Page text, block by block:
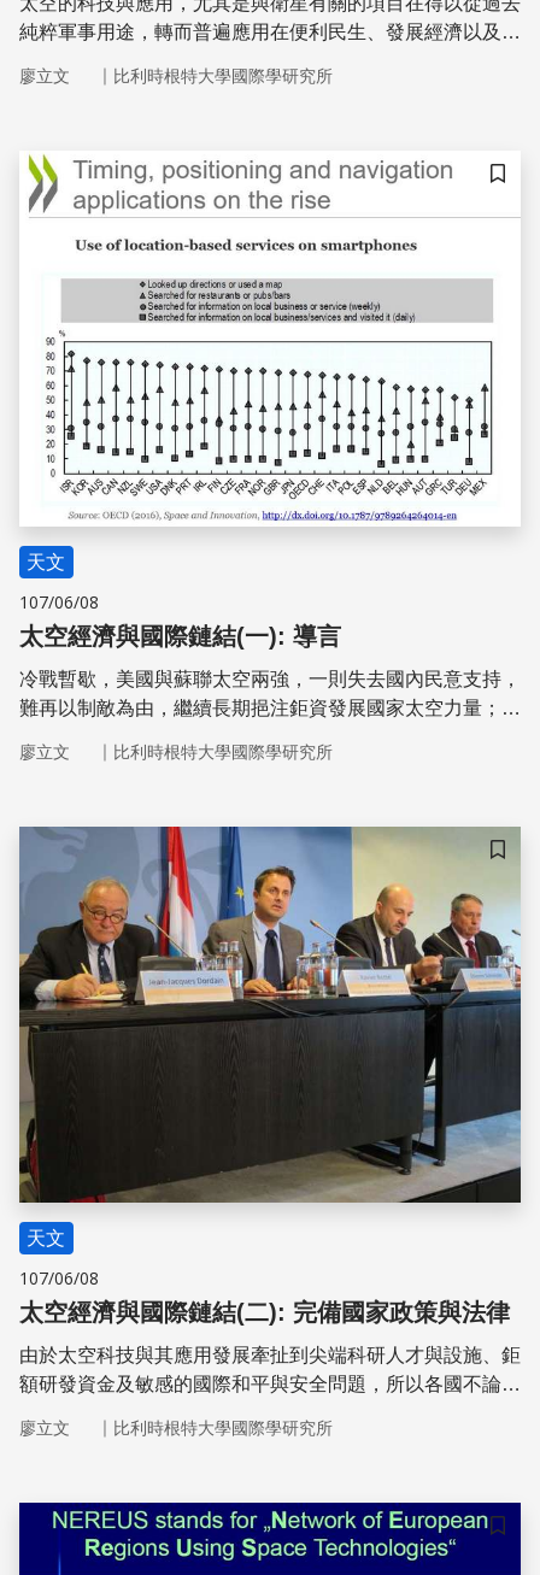
純粹軍事用途，轉而普遍應用在便利民生、發展經濟以及永
射衛星所需的太空火箭發射服務之外，中、小型太空國家一
代工和後端應用與服務的市場。同時，還是兼顧研發自主發
(投)射衛星入軌的能力。這個大國主佔發射市場、中、小型
國家兼具生產製造與消費應用，其餘國家純為太空科技與應
生態系統。為此，有意願與有能力發展太空經濟的國家，都
正積極制訂政策與選取主攻項
廖立文 ｜ 比利時根特大學國際學研究所
儲存
天文
107/06/08
太空經濟與國際鏈結(一): 導言
冷戰暫歇，美國與蘇聯太空兩強，一則失去國內民意支持，
難再以制敵為由，繼續長期挹注鉅資發展國家太空力量；另
轉向開始鬆綁一向嚴格控管太空關鍵技術轉移、尖端科技人
入太空產業生產鏈，藉此減低生產成本與風險、擴大消費
群，開闢相關產品及服務的新市場，提高商業利益。此舉帶
動許多國家投入發展太空經濟，造成了太空能力建設全球
化、太空科技應用普及化及國際合作發展太空應用民主化等
三趨勢交錯影響的新局。此新局發展迄今，開始明顯投射在
當下蓬勃發展的全球太空經濟。按照樂觀的預期，全球太空
經濟總收益到2024年時將成長到
廖立文 ｜ 比利時根特大學國際學研究所
儲存
天文
107/06/08
太空經濟與國際鏈結(二): 完備國家政策與法律
由於太空科技與其應用發展牽扯到尖端科研人才與設施、鉅
額研發資金及敏感的國際和平與安全問題，所以各國不論是
全球太空產業生態系統的市場商機，政府終究還是唯一的推
便是各國發展國家太空能力的主要關鍵◦也正因此，不論政
治體制為何的國家，皆從國內立法及國際規範等兩個面向，
來爭取民意支持發展太空所需長期穩定經費支出的正當性，
廖立文 ｜ 比利時根特大學國際學研究所
儲存